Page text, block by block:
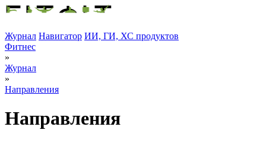
Журнал Навигатор ИИ, ГИ, ХС продуктов
Фитнес
»
Журнал
»
Направления
Направления